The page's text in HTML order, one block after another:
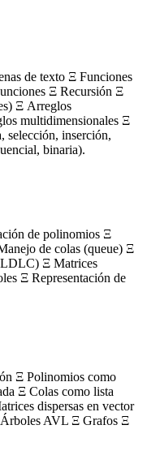
de texto Ξ Funciones
Ξ Recursión Ξ
Ξ Arreglos
multidimensionales Ξ
selección, inserción,
binaria).
de polinomios Ξ
de colas (queue) Ξ
Ξ Matrices
Ξ Representación de
Ξ Polinomios como
Ξ Colas como lista
dispersas en vector
AVL Ξ Grafos Ξ